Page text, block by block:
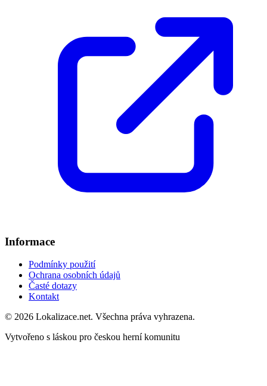
Informace
Podmínky použití
Ochrana osobních údajů
Časté dotazy
Kontakt
© 2026 Lokalizace.net. Všechna práva vyhrazena.
Vytvořeno s láskou pro českou herní komunitu